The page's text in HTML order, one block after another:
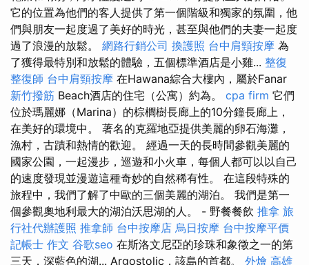
它的位置為他們的客人提供了第一個階級和獨家的氛圍，他
們與朋友一起度過了美好的時光，甚至與他們的夫妻一起度
過了浪漫的放鬆。 網路行銷公司 換護照 台中肩頸按摩 為
了獲得最特別和放鬆的體驗，五個標準酒店是小雞... 整復
整復師 台中肩頸按摩 在Hawana綜合大樓內，屬於Fanar
新竹撥筋 Beach酒店的住宅（公寓）約為。 cpa firm 它們
位於瑪麗娜（Marina）的棕櫚樹長廊上的10分鐘長廊上，
在美好的環境中。 著名的克羅地亞提供美麗的卵石海灘，
漁村，古蹟和熱情的歡迎。 經過一天的長時間參觀美麗的
國家公園，一起漫步，巡遊和小火車，每個人都可以以自己
的速度發現並漫遊這種奇妙的自然稀有性。 在這段特殊的
旅程中，我們了解了中歐的三個美麗的湖泊。 我們是第一
個參觀奧地利最大的湖泊沃思湖的人。 - 野餐餐飲 推拿 旅
行社代辦護照 推拿師 台中按摩店 烏日按摩 台中按摩平價
記帳士 作文 谷歌seo 在斯洛文尼亞的珍珠和象徵之一的第
三天，深藍色的湖... Argostolic，該島的首都。 外燴 高雄